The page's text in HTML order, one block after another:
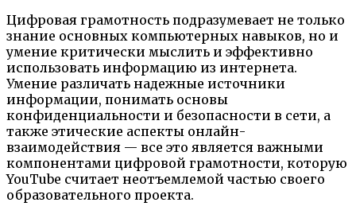
Цифровая грамотность подразумевает не только
знание основных компьютерных навыков, но и
умение критически мыслить и эффективно
использовать информацию из интернета.
Умение различать надежные источники
информации, понимать основы
конфиденциальности и безопасности в сети, а
также этические аспекты онлайн-
взаимодействия — все это является важными
компонентами цифровой грамотности, которую
YouTube считает неотъемлемой частью своего
образовательного проекта.